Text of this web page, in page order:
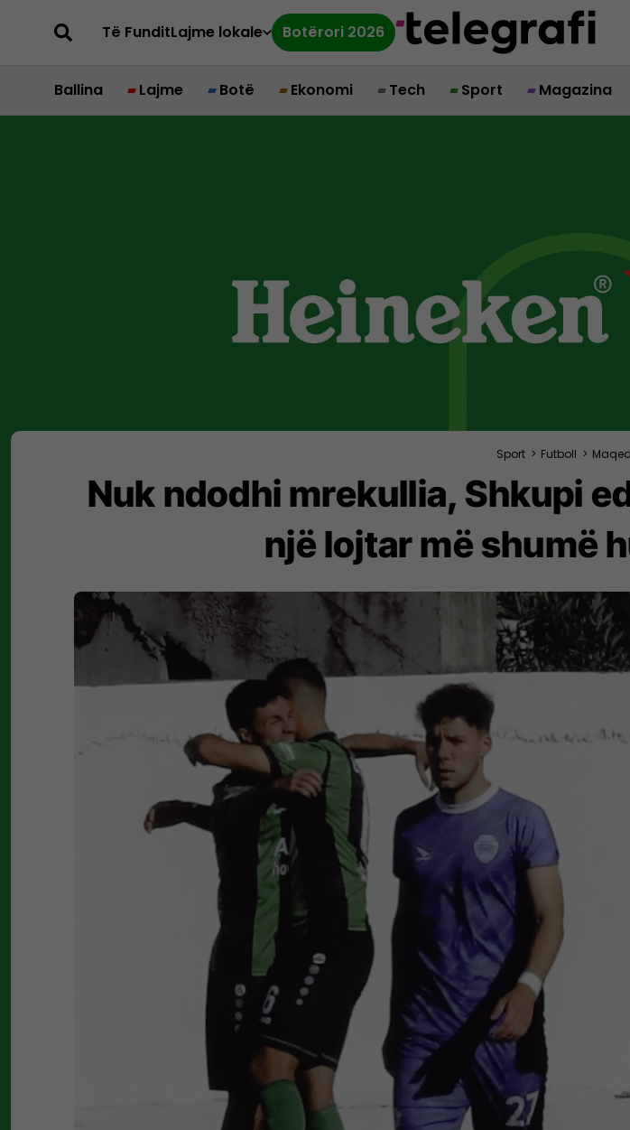
Të FunditLajme lokale Botërori 2026
Ballina Lajme Botë Ekonomi Tech Sport Magazina
Sport > Futboll >
Nuk ndodhi mrekullia, Shkupi
një lojtar më shumë